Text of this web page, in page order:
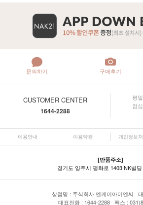
문의하기 구매후기
CUSTOMER CENTER
1644-2288
평
점
이용안내 이용약관 개인정보
[반품주소]
경기도 양주시 평화로 1403 NK빌
상점명 : 주식회사 엔케이아이엔씨
대표전화 : 1644-2288 팩스 :